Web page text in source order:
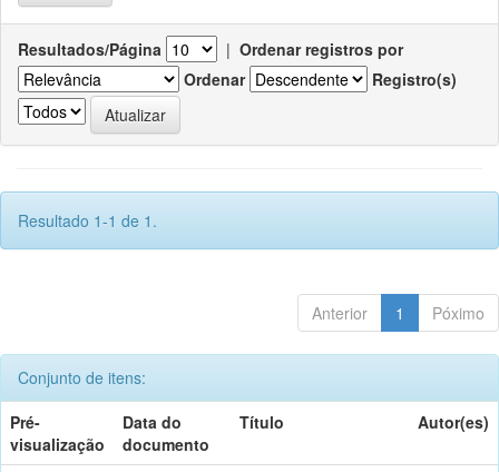
Resultados/Página | Ordenar registros por
Ordenar
Registro(s)
Resultado 1-1 de 1.
Anterior 1 Póximo
Conjunto de itens:
Pré-
visualização
Data do
documento
Título Autor(es)